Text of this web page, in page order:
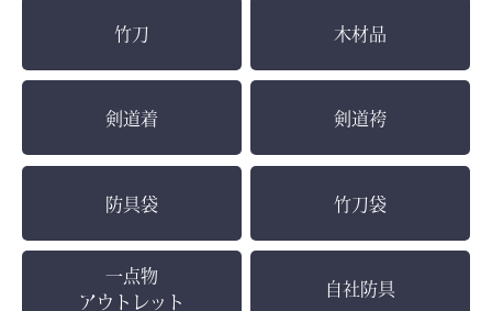
竹刀 木材品
剣道着 剣道袴
防具袋 竹刀袋
一点物
アウトレット
自社防具